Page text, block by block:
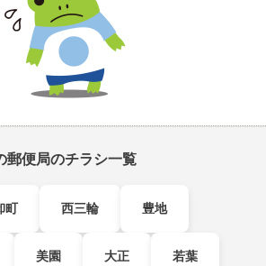
郵便局のチラシ一覧
町 西三輪 豊地
美園 大正 若葉